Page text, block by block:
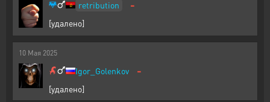
retribution -
[удалено]
10 Мая 2025
Igor_Golenkov -
[удалено]